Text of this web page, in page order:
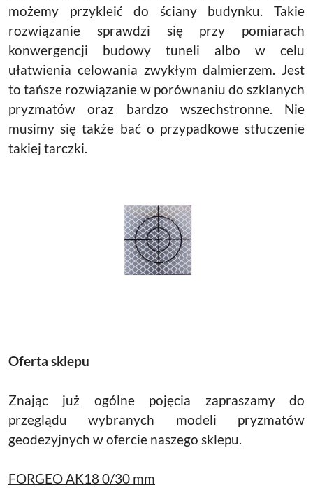
możemy przykleić do ściany budynku. Takie
rozwiązanie sprawdzi się przy pomiarach
konwergencji budowy tuneli albo w celu
ułatwienia celowania zwykłym dalmierzem. Jest
to tańsze rozwiązanie w porównaniu do szklanych
pryzmatów oraz bardzo wszechstronne. Nie
musimy się także bać o przypadkowe stłuczenie
takiej tarczki.
Oferta sklepu
Znając już ogólne pojęcia zapraszamy do
przeglądu wybranych modeli pryzmatów
geodezyjnych w ofercie naszego sklepu.
FORGEO AK18 0/30 mm